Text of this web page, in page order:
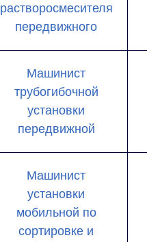
растворосмесителя
передвижного
Машинист
трубогибочной
установки
передвижной
Машинист
установки
мобильной по
сортировке и